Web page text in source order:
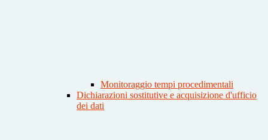
Monitoraggio tempi procedimentali
Dichiarazioni sostitutive e acquisizione d'ufficio
dei dati